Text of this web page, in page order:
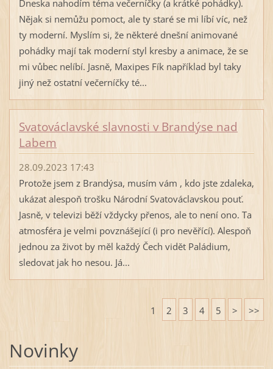
Dneska nahodím téma večerníčky (a krátké pohádky).
Nějak si nemůžu pomoct, ale ty staré se mi líbí víc, než
ty moderní. Myslím si, že některé dnešní animované
pohádky mají tak moderní styl kresby a animace, že se
mi vůbec nelíbí. Jasně, Maxipes Fík například byl taky
jiný než ostatní večerníčky té...
Svatováclavské slavnosti v Brandýse nad
Labem
28.09.2023 17:43
Protože jsem z Brandýsa, musím vám , kdo jste zdaleka,
ukázat alespoň trošku Národní Svatováclavskou pouť.
Jasně, v televizi běží vždycky přenos, ale to není ono. Ta
atmosféra je velmi povznášející (i pro nevěřící). Alespoň
jednou za život by měl každý Čech vidět Paládium,
sledovat jak ho nesou. Já...
1 2 3 4 5 > >>
Novinky